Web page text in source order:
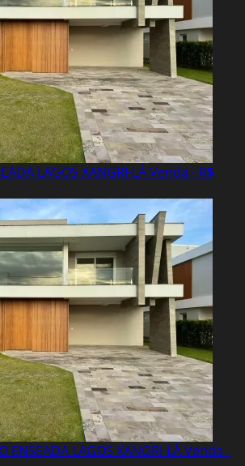
LAGOS XANGRI-LÁVenda - R$
ENSEADA LAGOS XANGRI-LÁVenda -